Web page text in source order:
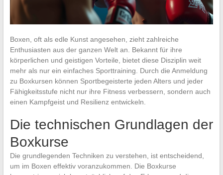
Boxen, oft als edle Kunst angesehen, zieht zahlreiche
Enthusiasten aus der ganzen Welt an. Bekannt für ihre
körperlichen und geistigen Vorteile, bietet diese Disziplin weit
mehr als nur ein einfaches Sporttraining. Durch die Anmeldung
zu Boxkursen können Sportbegeisterte jeden Alters und jeder
Fähigkeitsstufe nicht nur ihre Fitness verbessern, sondern auch
einen Kampfgeist und Resilienz entwickeln.
Die technischen Grundlagen der
Boxkurse
Die grundlegenden Techniken zu verstehen, ist entscheidend,
um im Boxen effektiv voranzukommen. Die Boxkurse